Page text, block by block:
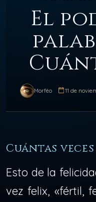
El
Morféo 11 de
Cuántas veces
Esto de la
vez felix, «fértil,